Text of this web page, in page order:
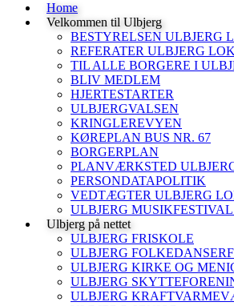
Home
Velkommen til Ulbjerg
BESTYRELSEN ULBJERG
REFERATER ULBJERG
TIL ALLE BORGERE I
BLIV MEDLEM
HJERTESTARTER
ULBJERGVALSEN
KRINGLEREVYEN
KØREPLAN BUS NR. 67
BORGERPLAN
PLANVÆRKSTED
PERSONDATAPOLITIK
VEDTÆGTER ULBJERG
ULBJERG MUSIKFESTIVAL
Ulbjerg på nettet
ULBJERG FRISKOLE
ULBJERG
ULBJERG KIRKE OG
ULBJERG
ULBJERG